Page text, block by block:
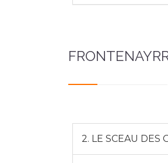
2. LE SCEAU DES